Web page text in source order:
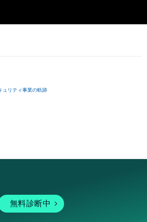
ュリティ事業の軌跡
無料診断中